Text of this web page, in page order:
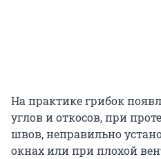
На практике грибок
углов и откосов, при
швов, неправильно
окнах или при плохой